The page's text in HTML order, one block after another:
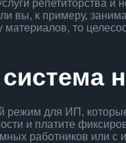
репетиторства
вы, к примеру,
материалов, то
система
для ИП,
и платите
работников или с